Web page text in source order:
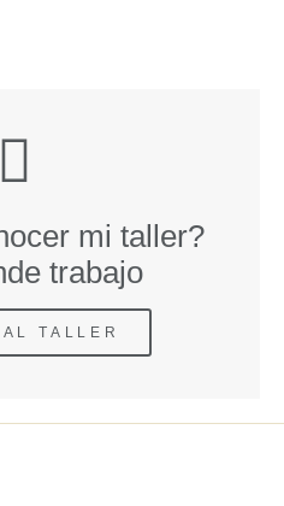
mi taller?
trabajo
TALLER